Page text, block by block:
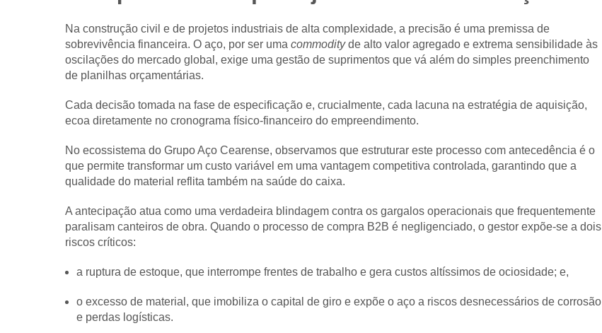
Na construção civil e de projetos industriais de alta complexidade, a precisão é uma premissa de
sobrevivência financeira. O aço, por ser uma commodityde alto valor agregado e extrema sensibilidade às
oscilações do mercado global, exige uma gestão de suprimentos que vá além do simples preenchimento
de planilhas orçamentárias.
Cada decisão tomada na fase de especificação e, crucialmente, cada lacuna na estratégia de aquisição,
ecoa diretamente no cronograma físico-financeiro do empreendimento.
No ecossistema do Grupo Aço Cearense, observamos que estruturar este processo com antecedência é o
que permite transformar um custo variável em uma vantagem competitiva controlada, garantindo que a
qualidade do material reflita também na saúde do caixa.
A antecipação atua como uma verdadeira blindagem contra os gargalos operacionais que frequentemente
paralisam canteiros de obra. Quando o processo de compra B2B é negligenciado, o gestor expõe-se a dois
riscos críticos:
a ruptura de estoque, que interrompe frentes de trabalho e gera custos altíssimos de ociosidade; e,
o excesso de material, que imobiliza o capital de giro e expõe o aço a riscos desnecessários de corrosão
e perdas logísticas.